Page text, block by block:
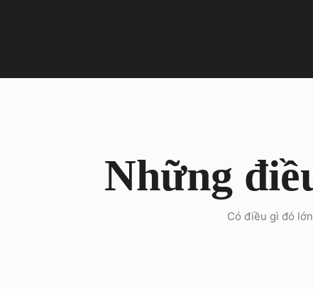
Những
Có điều gì đó